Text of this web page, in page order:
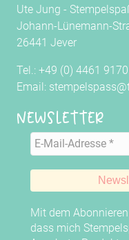
Ute Jung -
Johann-Lünemann-
26441 Jever
Tel.: +49 (0) 4461
Email:
Newsletter
Mit dem
dass mich